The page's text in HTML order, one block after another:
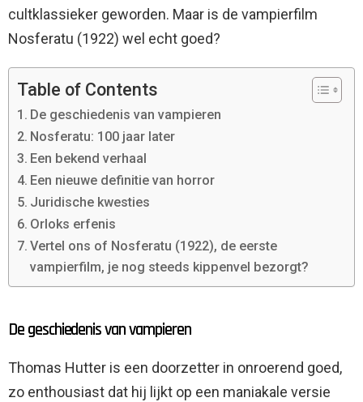
cultklassieker geworden. Maar is de vampierfilm
Nosferatu (1922) wel echt goed?
Table of Contents
De geschiedenis van vampieren
Nosferatu: 100 jaar later
Een bekend verhaal
Een nieuwe definitie van horror
Juridische kwesties
Orloks erfenis
Vertel ons of Nosferatu (1922), de eerste
vampierfilm, je nog steeds kippenvel bezorgt?
De geschiedenis van vampieren
Thomas Hutter is een doorzetter in onroerend goed,
zo enthousiast dat hij lijkt op een maniakale versie